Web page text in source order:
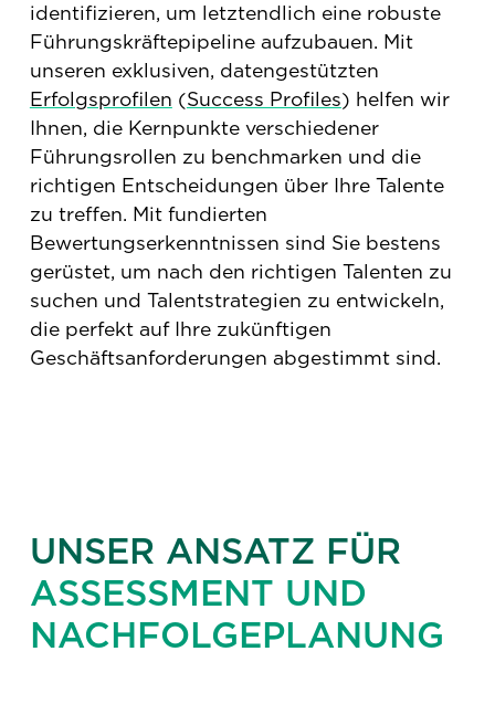
identifizieren, um letztendlich eine robuste
Führungskräftepipeline aufzubauen. Mit
unseren exklusiven, datengestützten
Erfolgsprofilen (Success Profiles) helfen wir
Ihnen, die Kernpunkte verschiedener
Führungsrollen zu benchmarken und die
richtigen Entscheidungen über Ihre Talente
zu treffen. Mit fundierten
Bewertungserkenntnissen sind Sie bestens
gerüstet, um nach den richtigen Talenten zu
suchen und Talentstrategien zu entwickeln,
die perfekt auf Ihre zukünftigen
Geschäftsanforderungen abgestimmt sind.
UNSER ANSATZ FÜR
ASSESSMENT UND
NACHFOLGEPLANUNG